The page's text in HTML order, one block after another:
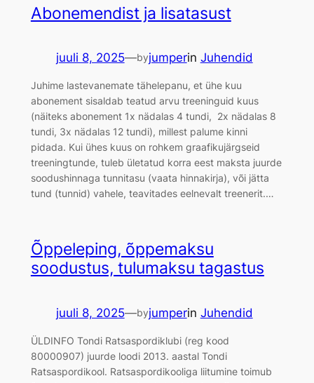
Abonemendist ja lisatasust
juuli 8, 2025—byjumperin Juhendid
Juhime lastevanemate tähelepanu, et ühe kuu
abonement sisaldab teatud arvu treeninguid kuus
(näiteks abonement 1x nädalas 4 tundi, 2x nädalas 8
tundi, 3x nädalas 12 tundi), millest palume kinni
pidada. Kui ühes kuus on rohkem graafikujärgseid
treeningtunde, tuleb ületatud korra eest maksta juurde
soodushinnaga tunnitasu (vaata hinnakirja), või jätta
tund (tunnid) vahele, teavitades eelnevalt treenerit.…
Õppeleping, õppemaksu
soodustus, tulumaksu tagastus
juuli 8, 2025—byjumperin Juhendid
ÜLDINFO Tondi Ratsaspordiklubi (reg kood
80000907) juurde loodi 2013. aastal Tondi
Ratsaspordikool. Ratsaspordikooliga liitumine toimub